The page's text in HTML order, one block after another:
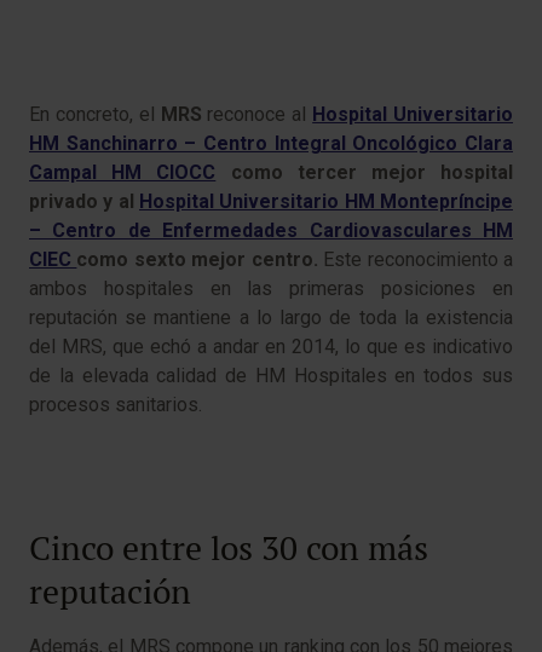
En concreto, el MRS reconoce al Hospital Universitario
HM Sanchinarro – Centro Integral Oncológico Clara
Campal HM CIOCC como tercer mejor hospital
privado y al Hospital Universitario HM Montepríncipe
– Centro de Enfermedades Cardiovasculares HM
CIEC como sexto mejor centro. Este reconocimiento a
ambos hospitales en las primeras posiciones en
reputación se mantiene a lo largo de toda la existencia
del MRS, que echó a andar en 2014, lo que es indicativo
de la elevada calidad de HM Hospitales en todos sus
procesos sanitarios.
Cinco entre los 30 con más
reputación
Además, el MRS compone un ranking con los 50 mejores